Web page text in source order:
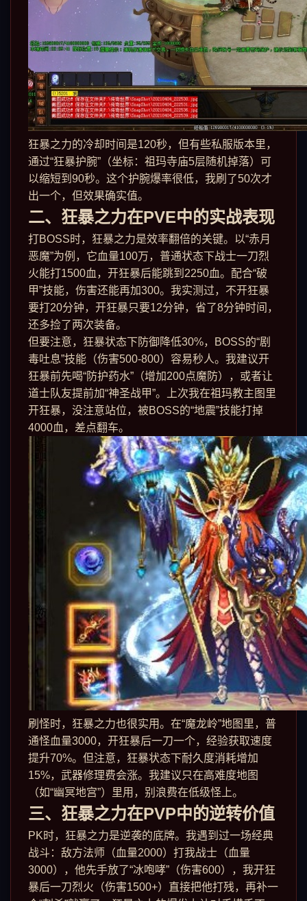
狂暴之力的冷却时间是120秒，但有些私服版本里，
通过“狂暴护腕”（坐标：祖玛寺庙5层随机掉落）可
以缩短到90秒。这个护腕爆率很低，我刷了50次才
出一个，但效果确实值。
二、狂暴之力在PVE中的实战表现
打BOSS时，狂暴之力是效率翻倍的关键。以“赤月
恶魔”为例，它血量100万，普通状态下战士一刀烈
火能打1500血，开狂暴后能跳到2250血。配合“破
甲”技能，伤害还能再加300。我实测过，不开狂暴
要打20分钟，开狂暴只要12分钟，省了8分钟时间，
还多捡了两次装备。
但要注意，狂暴状态下防御降低30%，BOSS的“剧
毒吐息”技能（伤害500-800）容易秒人。我建议开
狂暴前先喝“防护药水”（增加200点魔防），或者让
道士队友提前加“神圣战甲”。上次我在祖玛教主图里
开狂暴，没注意站位，被BOSS的“地震”技能打掉
4000血，差点翻车。
刷怪时，狂暴之力也很实用。在“魔龙岭”地图里，普
通怪血量3000，开狂暴后一刀一个，经验获取速度
提升70%。但注意，狂暴状态下耐久度消耗增加
15%，武器修理费会涨。我建议只在高难度地图
（如“幽冥地宫”）里用，别浪费在低级怪上。
三、狂暴之力在PVP中的逆转价值
PK时，狂暴之力是逆袭的底牌。我遇到过一场经典
战斗：敌方法师（血量2000）打我战士（血量
3000），他先手放了“冰咆哮”（伤害600），我开狂
暴后一刀烈火（伤害1500+）直接把他打残，再补一